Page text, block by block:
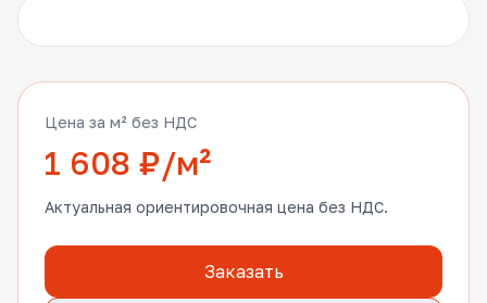
Цена за м² без НДС
1 608 ₽/м²
Актуальная ориентировочная цена без НДС.
Заказать